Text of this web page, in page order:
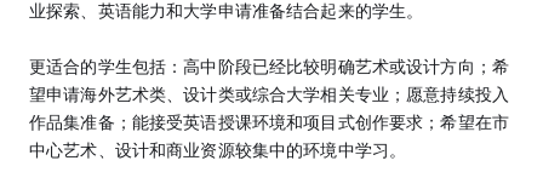
业探索、英语能力和大学申请准备结合起来的学生。
更适合的学生包括：高中阶段已经比较明确艺术或设计方向；希
望申请海外艺术类、设计类或综合大学相关专业；愿意持续投入
作品集准备；能接受英语授课环境和项目式创作要求；希望在市
中心艺术、设计和商业资源较集中的环境中学习。